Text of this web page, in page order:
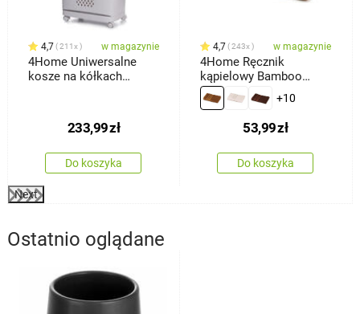
4,7 211x w magazynie
4Home Uniwersalne
kosze na kółkach
233,99zł
Do koszyka
4,7 243x w magazynie
4Home Ręcznik
kąpielowy Bamboo
Premium brązowy, 70 x
140 cm
+10
53,99zł
Do koszyka
Next
Ostatnio oglądane